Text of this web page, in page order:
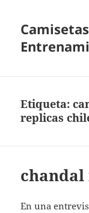
Etiqueta:
replicas
En una